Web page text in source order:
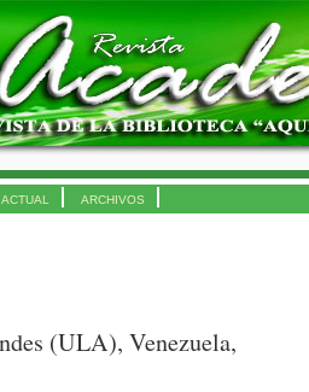
ACTUAL ARCHIVOS
(ULA), Venezuela,